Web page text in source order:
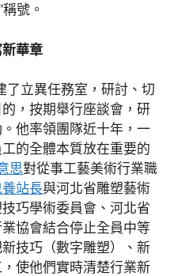
號。
華章
了立異任務室，研討、切
，按期舉行座談會，研
他率領團隊近十年，一
的全體本質放在重要的
思對從事工藝美術行業職
站長與河北省雕塑藝術
巧學術委員會、河北省
協會結合停止全員中等
技巧（數字雕塑）、新
使他們實時清楚行業新